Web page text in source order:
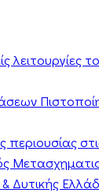
περιουσίας
Δυτικής